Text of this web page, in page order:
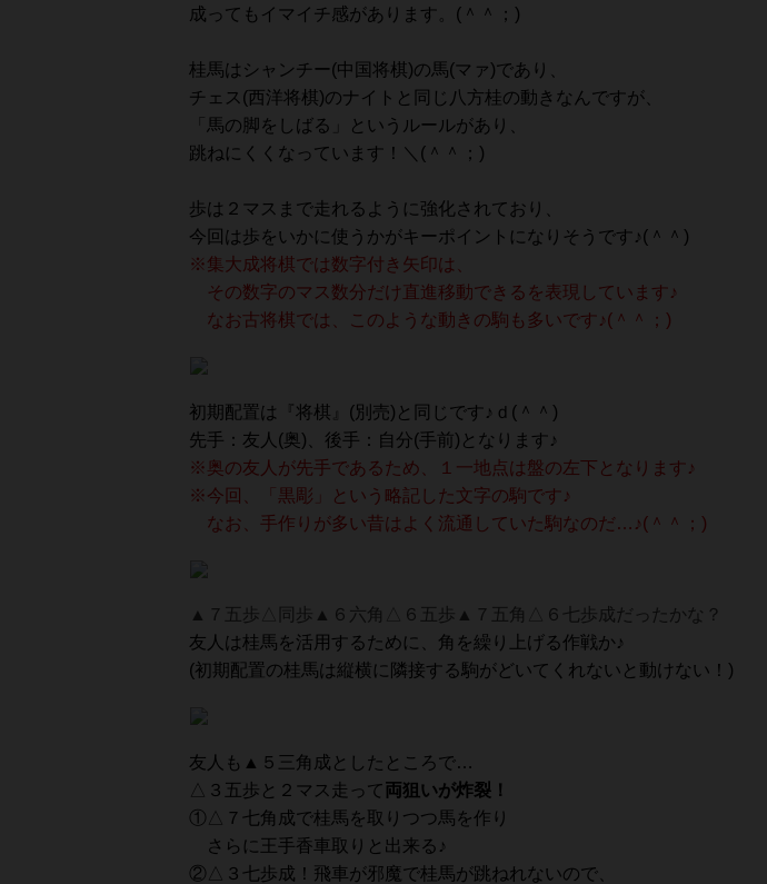
成ってもイマイチ感があります。(＾＾；)
桂馬はシャンチー(中国将棋)の馬(マァ)であり、
チェス(西洋将棋)のナイトと同じ八方桂の動きなんですが、
「馬の脚をしばる」というルールがあり、
跳ねにくくなっています！＼(＾＾；)
歩は２マスまで走れるように強化されており、
今回は歩をいかに使うかがキーポイントになりそうです♪(＾＾)
※集大成将棋では数字付き矢印は、
その数字のマス数分だけ直進移動できるを表現しています♪
なお古将棋では、このような動きの駒も多いです♪(＾＾；)
初期配置は『将棋』(別売)と同じです♪ｄ(＾＾)
先手：友人(奥)、後手：自分(手前)となります♪
※奥の友人が先手であるため、１一地点は盤の左下となります♪
※今回、「黒彫」という略記した文字の駒です♪
なお、手作りが多い昔はよく流通していた駒なのだ…♪(＾＾；)
▲７五歩△同歩▲６六角△６五歩▲７五角△６七歩成だったかな？
友人は桂馬を活用するために、角を繰り上げる作戦か♪
(初期配置の桂馬は縦横に隣接する駒がどいてくれないと動けない！)
友人も▲５三角成としたところで…
△３五歩と２マス走って両狙いが炸裂！
①△７七角成で桂馬を取りつつ馬を作り
さらに王手香車取りと出来る♪
②△３七歩成！飛車が邪魔で桂馬が跳ねれないので、